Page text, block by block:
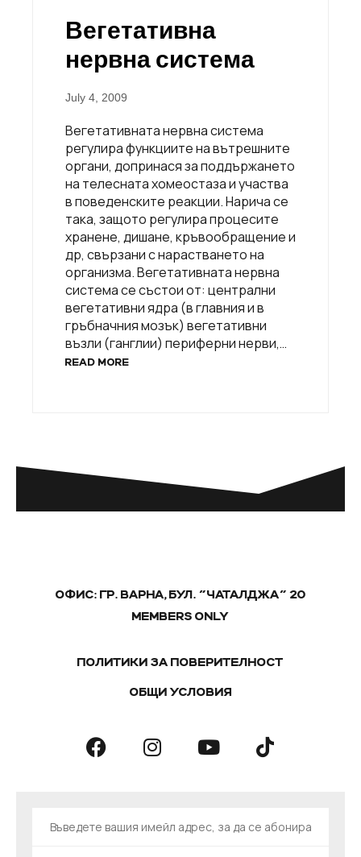
Вегетативна
нервна система
July 4, 2009
Вегетативната нервна система
регулира функциите на вътрешните
органи, допринася за поддържането
на телесната хомеостаза и участва
в поведенските реакции. Нарича се
така, защото регулира процесите
хранене, дишане, кръвообращение и
др, свързани с нарастването на
организма. Вегетативната нервна
система се състои от: централни
вегетативни ядра (в главния и в
гръбначния мозък) вегетативни
възли (ганглии) периферни нерви,…
READ MORE
ОФИС: ГР. ВАРНА, БУЛ. "ЧАТАЛДЖА" 20
MEMBERS ONLY
ПОЛИТИКИ ЗА ПОВЕРИТЕЛНОСТ
ОБЩИ УСЛОВИЯ